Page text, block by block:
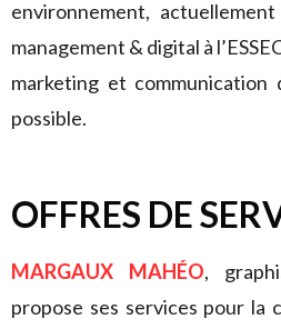
environnement,
management & digital à
marketing et
possible.
OFFRES DE
MARGAUX MAHÉO,
propose ses services pour la